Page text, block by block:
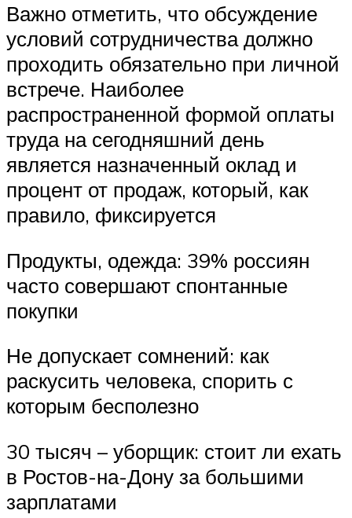
Важно отметить, что обсуждение
условий сотрудничества должно
проходить обязательно при личной
встрече. Наиболее
распространенной формой оплаты
труда на сегодняшний день
является назначенный оклад и
процент от продаж, который, как
правило, фиксируется
Продукты, одежда: 39% россиян
часто совершают спонтанные
покупки
Не допускает сомнений: как
раскусить человека, спорить с
которым бесполезно
30 тысяч – уборщик: стоит ли ехать
в Ростов-на-Дону за большими
зарплатами